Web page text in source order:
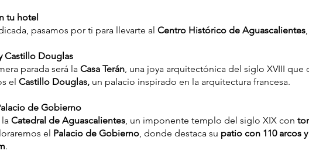
tu hotel
pasamos por ti para llevarte al Centro Histórico de Aguascalientes
Castillo Douglas
parada será la Casa Terán, una joya arquitectónica del siglo XVIII que
el Castillo Douglas, un palacio inspirado en la arquitectura francesa.
de Gobierno
Catedral de Aguascalientes, un imponente templo del siglo XIX con
el Palacio de Gobierno, donde destaca su patio con 110 arcos
.